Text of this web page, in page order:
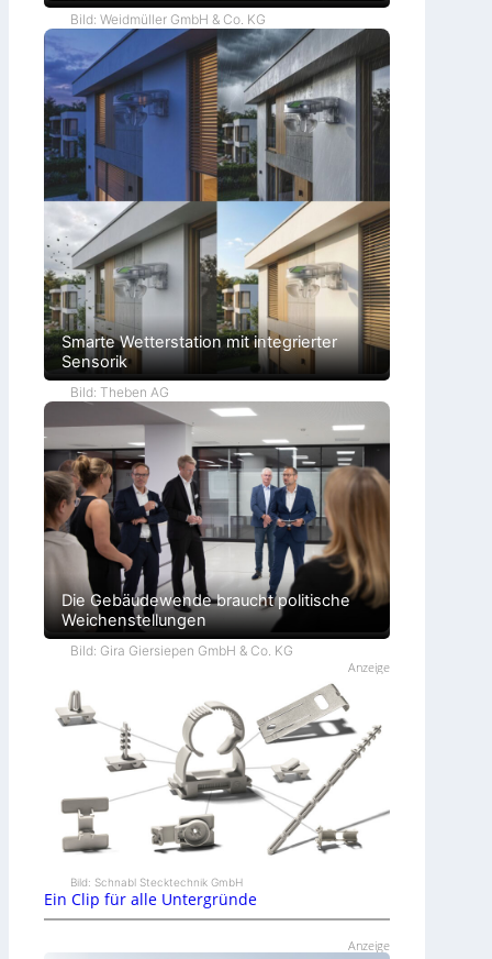
Bild: Weidmüller GmbH & Co. KG
Smarte Wetterstation mit integrierter
Sensorik
Bild: Theben AG
Die Gebäudewende braucht politische
Weichenstellungen
Bild: Gira Giersiepen GmbH & Co. KG
Anzeige
Bild: Schnabl Stecktechnik GmbH
Ein Clip für alle Untergründe
Anzeige